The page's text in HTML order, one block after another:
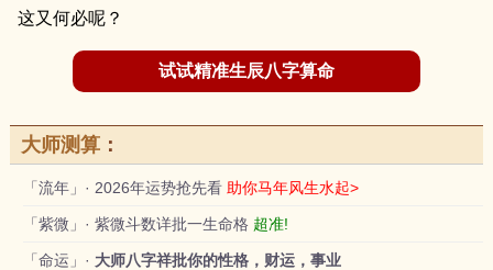
这又何必呢？
试试精准生辰八字算命
大师测算：
「流年」· 2026年运势抢先看 助你马年风生水起>
「紫微」· 紫微斗数详批一生命格 超准!
「命运」· 大师八字祥批你的性格，财运，事业